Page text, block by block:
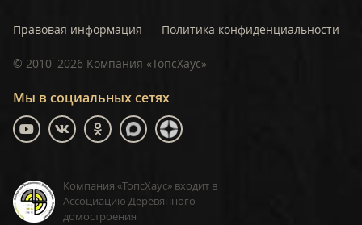
Мы в социальных сетях
Компания «ТопсХаус» входит в
Ассоциацию Деревянного
домостроения
Правовая информация Политика конфиденциальности
© 2010–2026 Компания «ТопсХаус»